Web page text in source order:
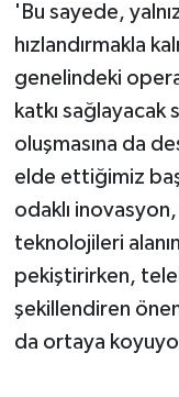
'Bu sayede,
hızlandırmakla
genelindeki
katkı sağlayacak
oluşmasına da
elde ettiğimiz
odaklı
teknolojileri
pekiştirirken,
şekillendiren
da ortaya